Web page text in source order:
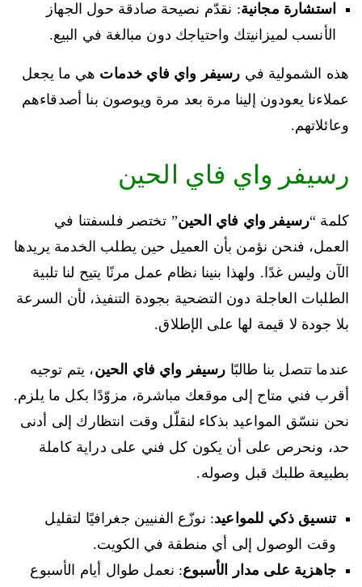
استشارة مجانية: نقدّم نصيحة صادقة حول الجهاز
الأنسب لميزانيتك واحتياجك دون مبالغة في البيع.
هذه الشمولية في رسيفر واي فاي خدمات هي ما يجعل
عملاءنا يعودون إلينا مرة بعد مرة ويوصون بنا أصدقاءهم
وعائلاتهم.
رسيفر واي فاي الحين
كلمة “رسيفر واي فاي الحين” تختصر فلسفتنا في
العمل، فنحن نؤمن بأن العميل حين يطلب الخدمة يريدها
الآن وليس غدًا. ولهذا بنينا نظام عمل مرنًا يتيح لنا تلبية
الطلبات العاجلة دون التضحية بجودة التنفيذ، لأن السرعة
بلا جودة لا قيمة لها على الإطلاق.
عندما تتصل بنا طالبًا رسيفر واي فاي الحين، يتم توجيه
أقرب فني متاح إلى موقعك مباشرة، مزوّدًا بكل ما يلزم.
نحن ننسّق المواعيد بذكاء لنقلّل وقت انتظارك إلى أدنى
حد، ونحرص على أن يكون كل فني على دراية كاملة
بطبيعة طلبك قبل وصوله.
تنسيق ذكي للمواعيد: نوزّع الفنيين جغرافيًا لتقليل
وقت الوصول إلى أي منطقة في الكويت.
جاهزية على مدار الأسبوع: نعمل طوال أيام الأسبوع